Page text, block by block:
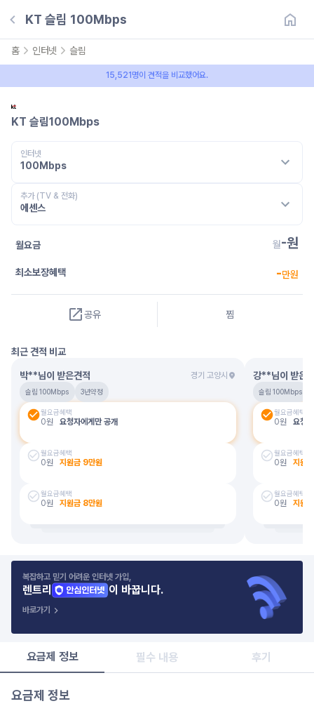
KT 슬림 100Mbps
홈 인터넷 슬림
15,521명이 견적을 비교했어요.
KT 슬림100Mbps
인터넷
100Mbps
추가 (TV & 전화)
에센스
월요금 월 -원
최소보장혜택 -만원
공유 찜
최근 견적 비교
박**님이 받은견적 경기 고양시
슬림 100Mbps 3년약정
월요금
0원
혜택
요청자에게만 공개
월요금
0원
혜택
지원금 9만원
월요금
0원
혜택
지원금 8만원
강**님이 받은
슬림 100Mbps
월요금
0원
혜택
요청
월요금
0원
혜택
지원
월요금
0원
혜택
지원
복잡하고 믿기 어려운 인터넷 가입,
렌트리 이 바꿉니다.
바로가기
요금제 정보 필수 내용 후기
요금제 정보